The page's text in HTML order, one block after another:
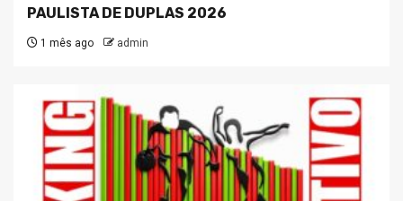
PAULISTA DE DUPLAS 2026
1 mês ago admin